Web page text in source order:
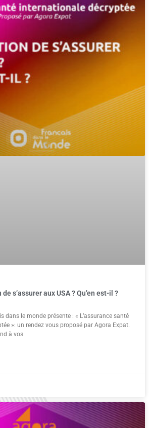
s’assurer aux USA ? Qu’en est-il ?
dans le monde présente : « L’assurance santé
»: un rendez vous proposé par Agora Expat.
à vos